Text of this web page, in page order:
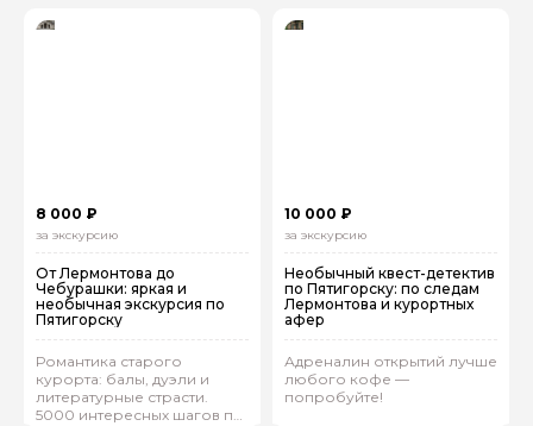
8 000 ₽
за экскурсию
От Лермонтова до
Чебурашки: яркая и
необычная экскурсия по
Пятигорску
Романтика старого
курорта: балы, дуэли и
литературные страсти.
5000 интересных шагов по
10 000 ₽
за экскурсию
Необычный квест-детектив
по Пятигорску: по следам
Лермонтова и курортных
афер
Адреналин открытий лучше
любого кофе —
попробуйте!